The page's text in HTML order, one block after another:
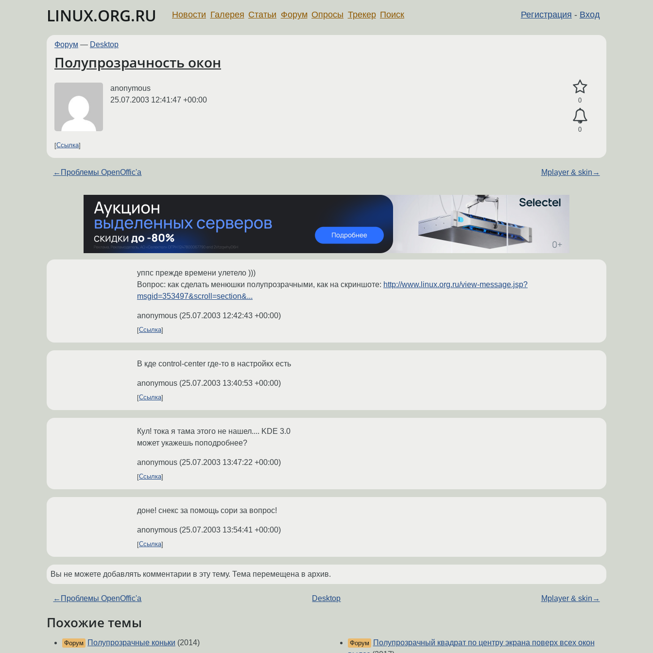
LINUX.ORG.RU Регистрация - Вход
Новости Галерея Статьи Форум Опросы Трекер Поиск
Форум — Desktop
Полупрозрачность окон
0
0
anonymous
25.07.2003 12:41:47 +00:00
Ссылка
← Проблемы OpenOffic'a Mplayer & skin →
уппс прежде времени улетело )))
Вопрос: как сделать менюшки полупрозрачными, как на скриншоте: http://www.linux.org.ru/view-message.jsp?
msgid=353497&scroll=section&...
anonymous (25.07.2003 12:42:43 +00:00)
Ссылка
В кде control-center где-то в настройкх есть
anonymous (25.07.2003 13:40:53 +00:00)
Ссылка
Кул! тока я тама этого не нашел.... KDE 3.0
может укажешь поподробнее?
anonymous (25.07.2003 13:47:22 +00:00)
Ссылка
доне! снекс за помощь сори за вопрос!
anonymous (25.07.2003 13:54:41 +00:00)
Ссылка
Вы не можете добавлять комментарии в эту тему. Тема перемещена в архив.
← Проблемы OpenOffic'a Desktop Mplayer & skin →
Похожие темы
Форум Полупрозрачные коньки (2014) Форум
Полупрозрачный квадрат по центру экрана поверх всех окон